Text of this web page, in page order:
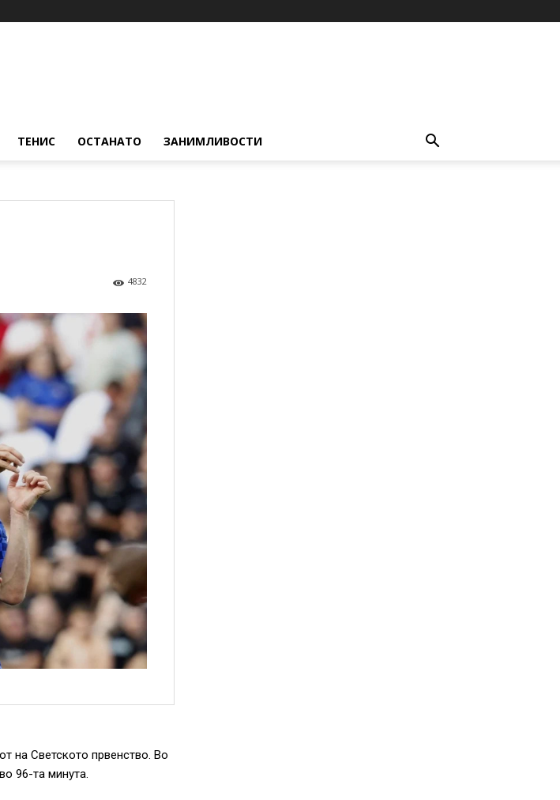
ТЕНИС ОСТАНАТО ЗАНИМЛИВОСТИ
4832
на Светското првенство. Во
96-та минута.